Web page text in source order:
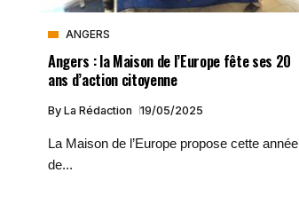
ANGERS
Angers : la Maison de l’Europe fête ses 20
ans d’action citoyenne
By La Rédaction 19/05/2025
La Maison de l’Europe propose cette année
de...